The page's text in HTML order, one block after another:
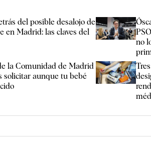
del posible desalojo de
en Madrid: las claves del
no
la Comunidad de Madrid
solicitar aunque tu bebé